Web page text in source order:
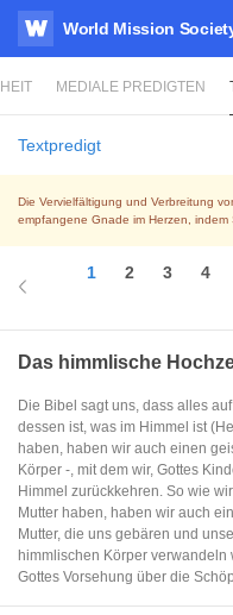
WATV
World Mission
MEDIALE PREDIGTEN
Textpredigt
Die Vervielfältigung und Verbreitung
empfangene Gnade im Herzen, indem
1 2 3 4
Das himmlische
Die Bibel sagt uns, dass alles
dessen ist, was im Himmel ist
haben, haben wir auch einen
Körper -, mit dem wir, Gottes
Himmel zurückkehren. So wie
Mutter haben, haben wir auch
Mutter, die uns gebären und
himmlischen Körper
Gottes Vorsehung über die